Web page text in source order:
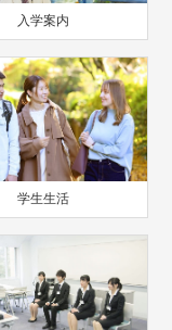
入学案内
学生生活